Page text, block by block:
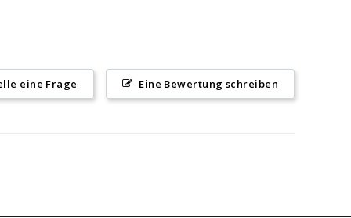
Eine Bewertung schreiben
eine Frage